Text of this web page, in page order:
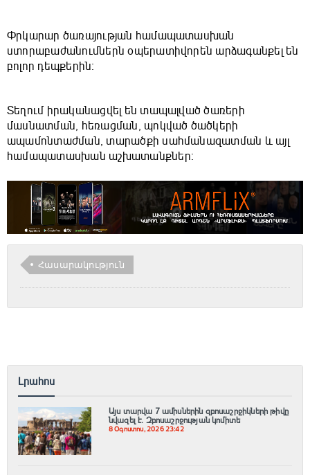
Փրկարար ծառայության համապատասխան
ստորաբաժանումներն օպերատիվորեն արձագանքել են
բոլոր դեպքերին։
Տեղում իրականացվել են տապալված ծառերի
մասնատման, հեռացման, պոկված ծածկերի
ապամոնտաժման, տարածքի սահմանազատման և այլ
համապատասխան աշխատանքներ։
Հասարակություն
Լրահոս
Այս տարվա 7 ամիսներին զբոսաշրջիկների թիվը
նվազել է. Զբոսաշրջության կոմիտե
8 Օգոստոս, 2026 23:42